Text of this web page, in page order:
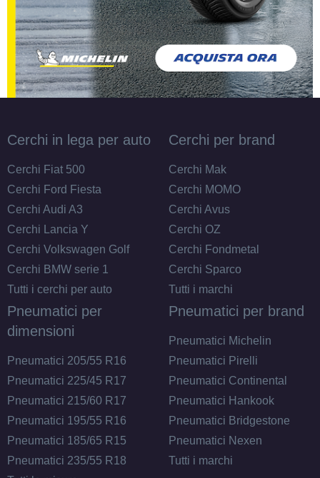
Cerchi in lega per auto
Cerchi Fiat 500
Cerchi Ford Fiesta
Cerchi Audi A3
Cerchi Lancia Y
Cerchi Volkswagen Golf
Cerchi BMW serie 1
Tutti i cerchi per auto
Cerchi per brand
Cerchi Mak
Cerchi MOMO
Cerchi Avus
Cerchi OZ
Cerchi Fondmetal
Cerchi Sparco
Tutti i marchi
Pneumatici per
dimensioni
Pneumatici 205/55 R16
Pneumatici 225/45 R17
Pneumatici 215/60 R17
Pneumatici 195/55 R16
Pneumatici 185/65 R15
Pneumatici 235/55 R18
Pneumatici per brand
Pneumatici Michelin
Pneumatici Pirelli
Pneumatici Continental
Pneumatici Hankook
Pneumatici Bridgestone
Pneumatici Nexen
Tutti i marchi